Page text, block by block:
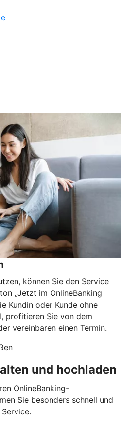
können Sie den Service
„Jetzt im OnlineBanking
Kundin oder Kunde ohne
profitieren Sie von dem
vereinbaren einen Termin.
und hochladen
OnlineBanking-
Sie besonders schnell und